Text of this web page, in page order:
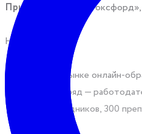
Привет! 👋 Мы — «Фоксфорд»,
Немного о нас:
16 лет на рынке онлайн-
3 года подряд —
1300 сотрудников, 300